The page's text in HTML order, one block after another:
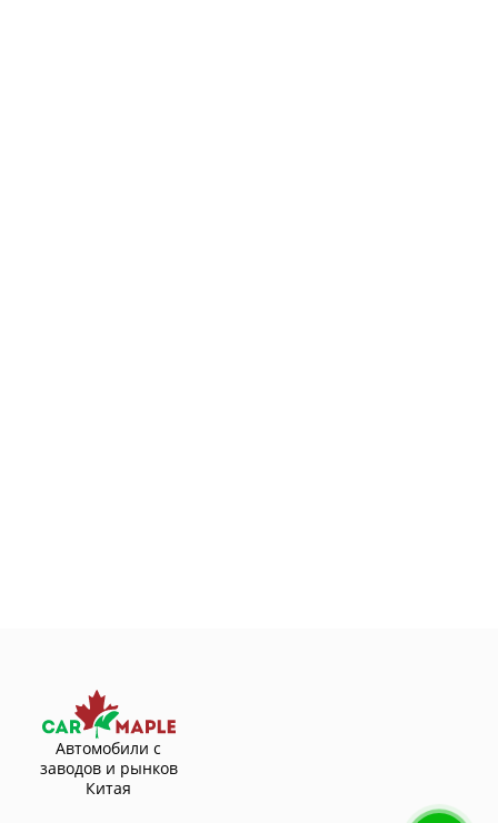
Автомобили с
заводов и рынков
Китая